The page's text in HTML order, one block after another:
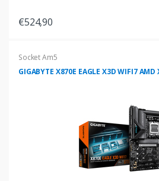
€524,90
Socket Am5
GIGABYTE X870E EAGLE X3D WIFI7